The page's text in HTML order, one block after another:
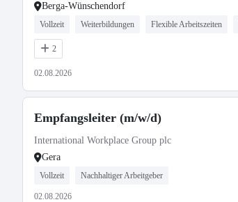
Berga-Wünschendorf
Vollzeit Weiterbildungen Flexible Arbeitszeiten
2
02.08.2026
Empfangsleiter (m/w/d)
International Workplace Group plc
Gera
Vollzeit Nachhaltiger Arbeitgeber
02.08.2026